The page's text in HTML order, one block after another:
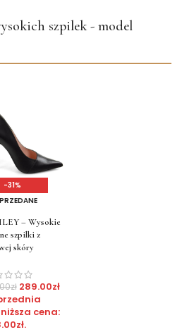
szpilek - model
-31%
– Wysokie
szpilki z
skóry
zł 289.00zł
cena:
zł.